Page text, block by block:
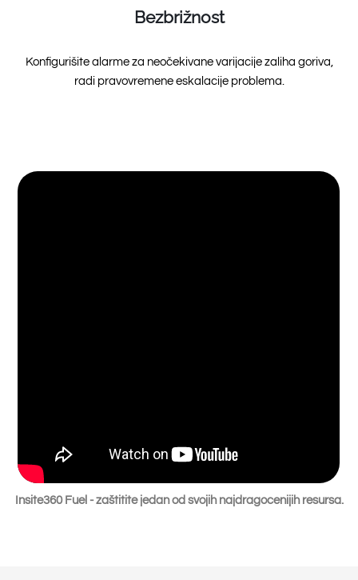
Bezbrižnost
Konfigurišite alarme za neočekivane varijacije zaliha goriva,
radi pravovremene eskalacije problema.
Insite360 Fuel - zaštitite jedan od svojih najdragocenijih resursa.